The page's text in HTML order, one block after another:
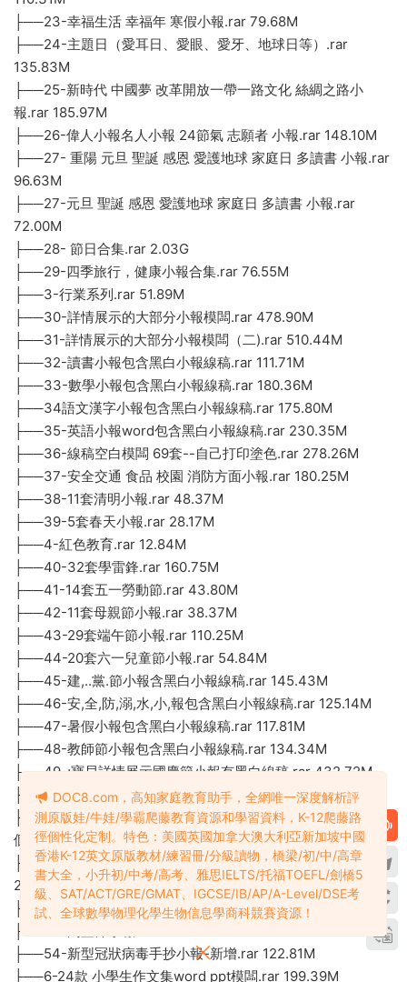
├──23-幸福生活 幸福年 寒假小報.rar 79.68M
├──24-主題日（愛耳日、愛眼、愛牙、地球日等）.rar
135.83M
├──25-新時代 中國夢 改革開放一帶一路文化 絲綢之路小
報.rar 185.97M
├──26-偉人小報名人小報 24節氣 志願者 小報.rar 148.10M
├──27- 重陽 元旦 聖誕 感恩 愛護地球 家庭日 多讀書 小報.rar
96.63M
├──27-元旦 聖誕 感恩 愛護地球 家庭日 多讀書 小報.rar
72.00M
├──28- 節日合集.rar 2.03G
├──29-四季旅行，健康小報合集.rar 76.55M
├──3-行業系列.rar 51.89M
├──30-詳情展示的大部分小報模闆.rar 478.90M
├──31-詳情展示的大部分小報模闆（二).rar 510.44M
├──32-讀書小報包含黑白小報線稿.rar 111.71M
├──33-數學小報包含黑白小報線稿.rar 180.36M
├──34語文漢字小報包含黑白小報線稿.rar 175.80M
├──35-英語小報word包含黑白小報線稿.rar 230.35M
├──36-線稿空白模闆 69套--自己打印塗色.rar 278.26M
├──37-安全交通 食品 校園 消防方面小報.rar 180.25M
├──38-11套清明小報.rar 48.37M
├──39-5套春天小報.rar 28.17M
├──4-紅色教育.rar 12.84M
├──40-32套學雷鋒.rar 160.75M
├──41-14套五一勞動節.rar 43.80M
├──42-11套母親節小報.rar 38.37M
├──43-29套端午節小報.rar 110.25M
├──44-20套六一兒童節小報.rar 54.84M
├──45-建,..黨.節小報含黑白小報線稿.rar 145.43M
├──46-安,全,防,溺,水,小,報包含黑白小報線稿.rar 125.14M
├──47-暑假小報包含黑白小報線稿.rar 117.81M
├──48-教師節小報包含黑白小報線稿.rar 134.34M
├──49-;寶貝詳情展示國慶節小報有黑白線稿.rar 432.72M
├──5-通用系列.rar 1.22G
├──50-寶貝詳情展示中秋節手抄報 彩色22個 黑白線稿22
個.rar 454.95M
├──51-重陽節彩色34款 黑白線稿+彩色 重陽節14套.rar
283.26M
├──52-萬聖節小報.rar 175.86M
├──53-萬聖節小報1.rar 458.53M
├──54-新型冠狀病毒手抄小報-新增.rar 122.81M
├──6-24款 小學生作文集word ppt模闆.rar 199.39M
DOC8.com，高知家庭教育助手，全網唯一深度解析評
測原版娃/牛娃/學霸爬藤教育資源和學習資料，K-12爬藤路
徑個性化定制。特色：美國英國加拿大澳大利亞新加坡中國
香港K-12英文原版教材/練習冊/分級讀物，橋梁/初/中/高章
書大全，小升初/中考/高考、雅思IELTS/托福TOEFL/劍橋5
級、SAT/ACT/GRE/GMAT、IGCSE/IB/AP/A-Level/DSE考
試、全球數學物理化學生物信息學商科競賽資源！